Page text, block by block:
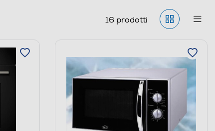
16prodotti